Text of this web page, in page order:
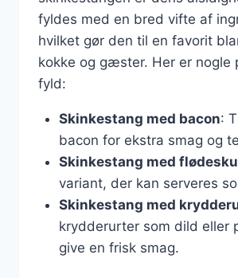
fyldes med en bred vifte af
hvilket gør den til en favorit
kokke og gæster. Her er nogle
fyld:
Skinkestang med bacon:
bacon for ekstra smag og
Skinkestang med
variant, der kan serveres
Skinkestang med
krydderurter som dild eller
give en frisk smag.